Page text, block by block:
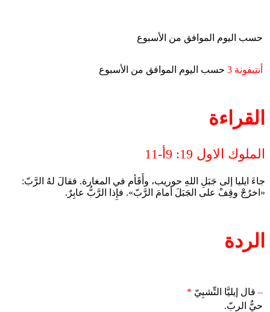
حسب اليوم الموافق من الأسبوع
أنتيفونة 3 حسب اليوم الموافق من الأسبوع
القراءة
الملوك الاول 19: 9أ-11
جاءَ ايليا إلى جَبَلِ اللهِ حوريب، وأَقَأم في المغارة. فقالَ لهُ الرَّبّ:
«اخرُجْ وقِفْ على الجَبَلَ أمامَ الرَّبّ». فإِذا الرَّبُّ عابِرٌ.
الردة
– قال إيليَّا التِّشبِيّ *
حيٌّ الربّ.